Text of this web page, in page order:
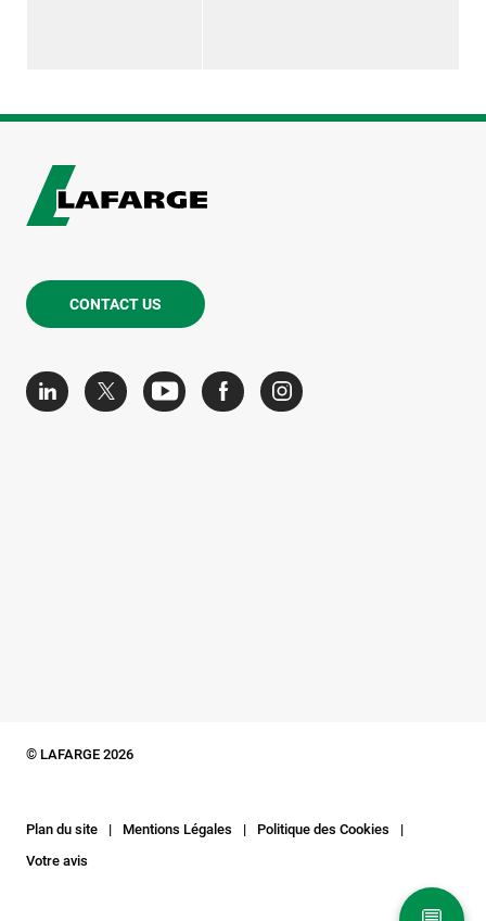
CONTACT US
© LAFARGE 2026
Plan du site Mentions Légales
Politique des Cookies
Votre avis